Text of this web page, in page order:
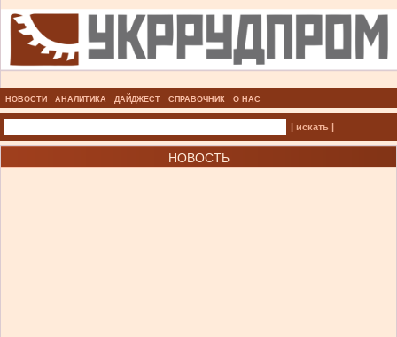
НОВОСТИ АНАЛИТИКА ДАЙДЖЕСТ СПРАВОЧНИК О НАС
| искать |
НОВОСТЬ